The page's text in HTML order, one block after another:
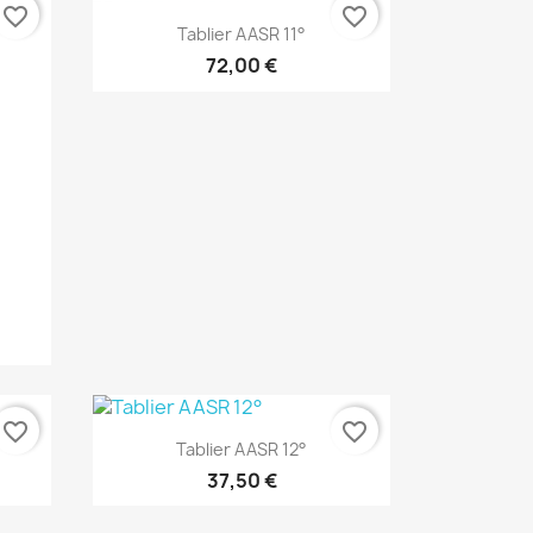
favorite_border Aperçu rapide
Tablier AASR 11°
72,00 €
favorite_border
favorite_border Aperçu rapide
Tablier AASR 12°
37,50 €
favorite_border